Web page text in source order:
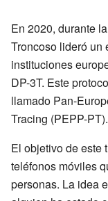
En 2020, durante
Troncoso lideró un
instituciones
DP-3T. Este
llamado Pan-
Tracing (PEPP-PT).
El objetivo de este
teléfonos móviles
personas. La idea